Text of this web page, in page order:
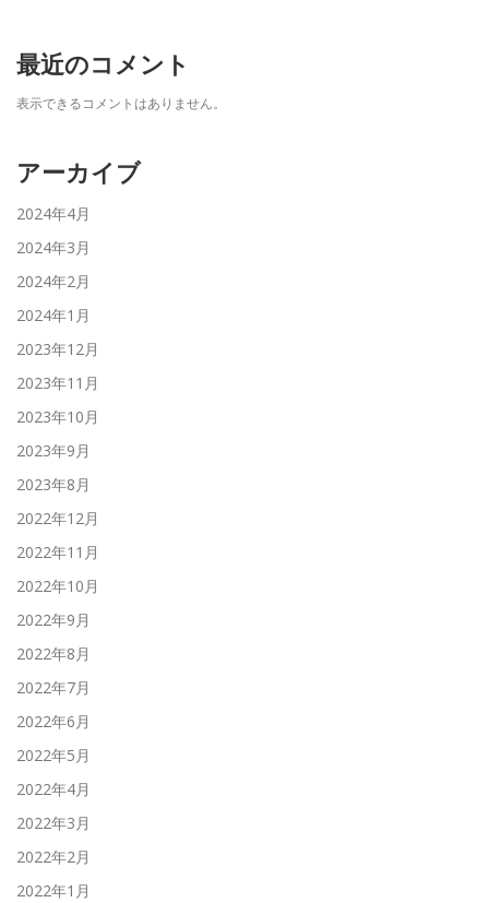
最近のコメント
表示できるコメントはありません。
アーカイブ
2024年4月
2024年3月
2024年2月
2024年1月
2023年12月
2023年11月
2023年10月
2023年9月
2023年8月
2022年12月
2022年11月
2022年10月
2022年9月
2022年8月
2022年7月
2022年6月
2022年5月
2022年4月
2022年3月
2022年2月
2022年1月